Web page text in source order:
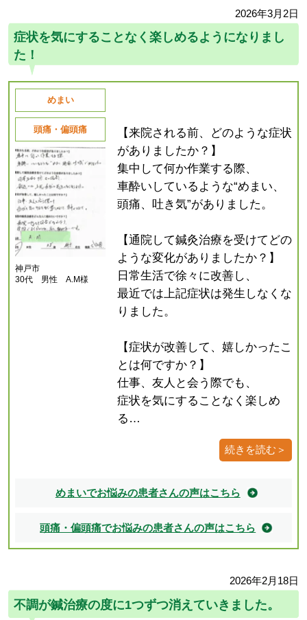
2026年3月2日
症状を気にすることなく楽しめるようになりまし
た！
めまい
頭痛・偏頭痛
神戸市
30代 男性 A.M様
【来院される前、どのような症状
がありましたか？】
集中して何か作業する際、
車酔いしているような“めまい、
頭痛、吐き気”がありました。
【通院して鍼灸治療を受けてどの
ような変化がありましたか？】
日常生活で徐々に改善し、
最近では上記症状は発生しなくな
りました。
【症状が改善して、嬉しかったこ
とは何ですか？】
仕事、友人と会う際でも、
症状を気にすることなく楽しめ
る…
続きを読む＞
めまいでお悩みの患者さんの声はこちら
頭痛・偏頭痛でお悩みの患者さんの声はこちら
2026年2月18日
不調が鍼治療の度に1つずつ消えていきました。